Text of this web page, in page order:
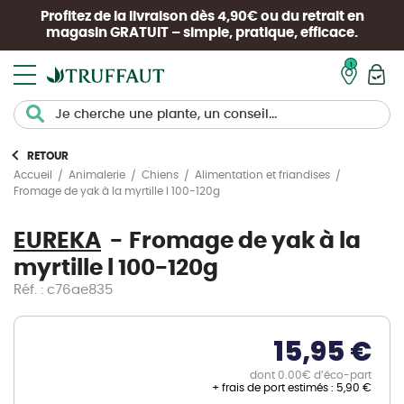
Profitez de la livraison dès 4,90€ ou du retrait en
magasin GRATUIT – simple, pratique, efficace.
RETOUR
Accueil
Animalerie Chiens
Alimentation et friandises
Fromage de yak à la myrtille l 100-120g
EUREKA
Fromage de yak à la
myrtille l 100-120g
Réf. : c76ae835
15,95 €
dont 0.00€ d’éco-part
+ frais de port estimés : 5,90 €